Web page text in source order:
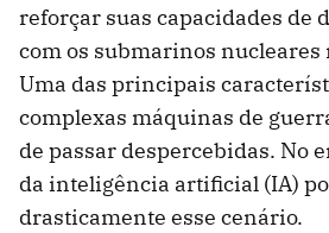
reforçar suas capacidades de
com os submarinos nucleares
Uma das principais
complexas máquinas de
de passar despercebidas. No
da inteligência artificial (IA)
drasticamente esse cenário.